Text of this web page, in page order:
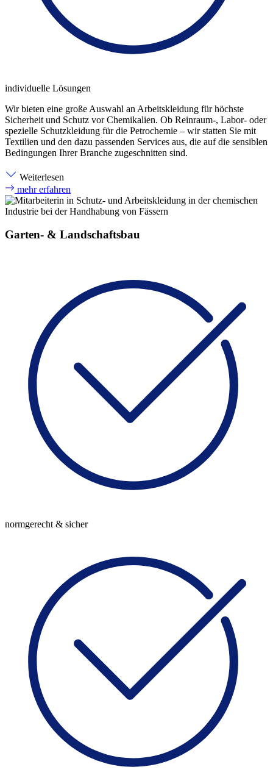
individuelle Lösungen
Wir bieten eine große Auswahl an Arbeitskleidung für höchste
Sicherheit und Schutz vor Chemikalien. Ob Reinraum-, Labor- oder
spezielle Schutzkleidung für die Petrochemie – wir statten Sie mit
Textilien und den dazu passenden Services aus, die auf die sensiblen
Bedingungen Ihrer Branche zugeschnitten sind.
Weiterlesen
mehr erfahren
Garten- & Landschaftsbau
normgerecht & sicher